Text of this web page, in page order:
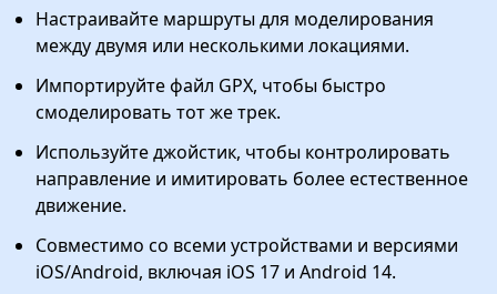
Настраивайте маршруты для моделирования
между двумя или несколькими локациями.
Импортируйте файл GPX, чтобы быстро
смоделировать тот же трек.
Используйте джойстик, чтобы контролировать
направление и имитировать более естественное
движение.
Совместимо со всеми устройствами и версиями
iOS/Android, включая iOS 17 и Android 14.